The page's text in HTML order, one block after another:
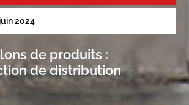
2024
de produits :
de distribution